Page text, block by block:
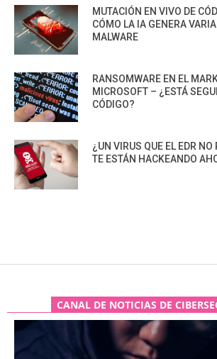
MUTACIÓN EN VIVO DE
CÓMO LA IA GENERA
MALWARE
RANSOMWARE EN EL
MICROSOFT – ¿ESTÁ
CÓDIGO?
¿UN VIRUS QUE EL EDR NO
TE ESTÁN HACKEANDO
CANAL DE NOTICIAS DE